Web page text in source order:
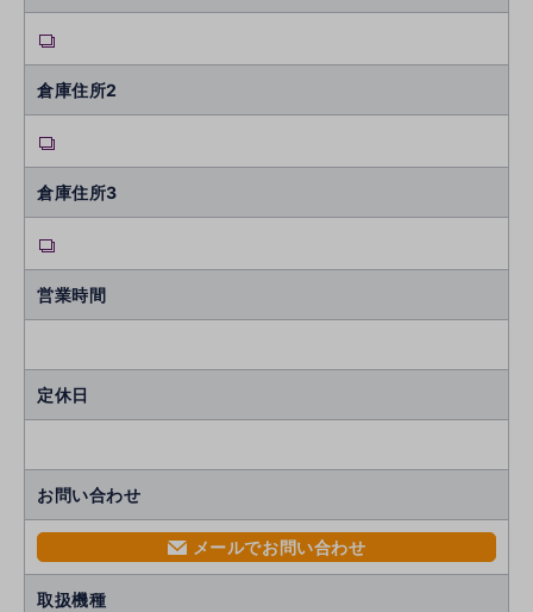
倉庫住所2
倉庫住所3
営業時間
定休日
お問い合わせ
mail メールでお問い合わせ
取扱機種